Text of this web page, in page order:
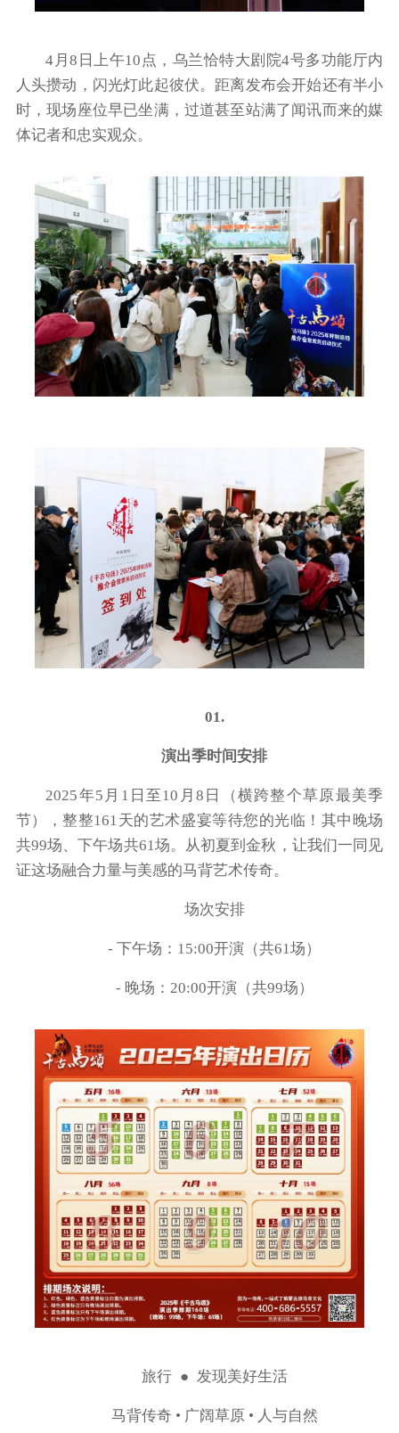
4月8日上午10点，乌兰恰特大剧院4号多功能厅内
人头攒动，闪光灯此起彼伏。距离发布会开始还有半小
时，现场座位早已坐满，过道甚至站满了闻讯而来的媒
体记者和忠实观众。
01.
演出季时间安排
2025年5月1日至10月8日（横跨整个草原最美季
节），整整161天的艺术盛宴等待您的光临！其中晚场
共99场、下午场共61场。从初夏到金秋，让我们一同见
证这场融合力量与美感的马背艺术传奇。
场次安排
- 下午场：15:00开演（共61场）
- 晚场：20:00开演（共99场）
旅行 ● 发现美好生活
马背传奇 • 广阔草原 • 人与自然